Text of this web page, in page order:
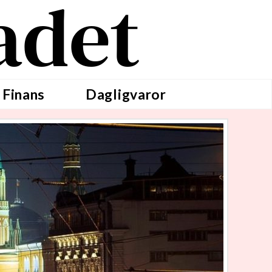
Dagligvaror